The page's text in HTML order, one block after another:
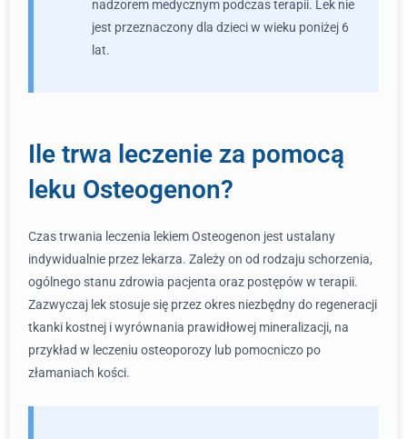
nadzorem medycznym podczas terapii. Lek nie
jest przeznaczony dla dzieci w wieku poniżej 6
lat.
Ile trwa leczenie za pomocą
leku Osteogenon?
Czas trwania leczenia lekiem Osteogenon jest ustalany
indywidualnie przez lekarza. Zależy on od rodzaju schorzenia,
ogólnego stanu zdrowia pacjenta oraz postępów w terapii.
Zazwyczaj lek stosuje się przez okres niezbędny do regeneracji
tkanki kostnej i wyrównania prawidłowej mineralizacji, na
przykład w leczeniu osteoporozy lub pomocniczo po
złamaniach kości.